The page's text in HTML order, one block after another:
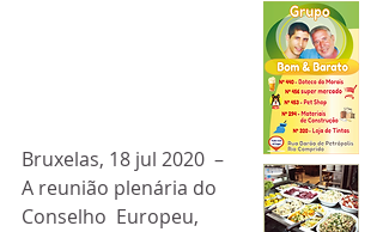
Bruxelas, 18 jul 2020  –
A reunião plenária do
Conselho  Europeu,